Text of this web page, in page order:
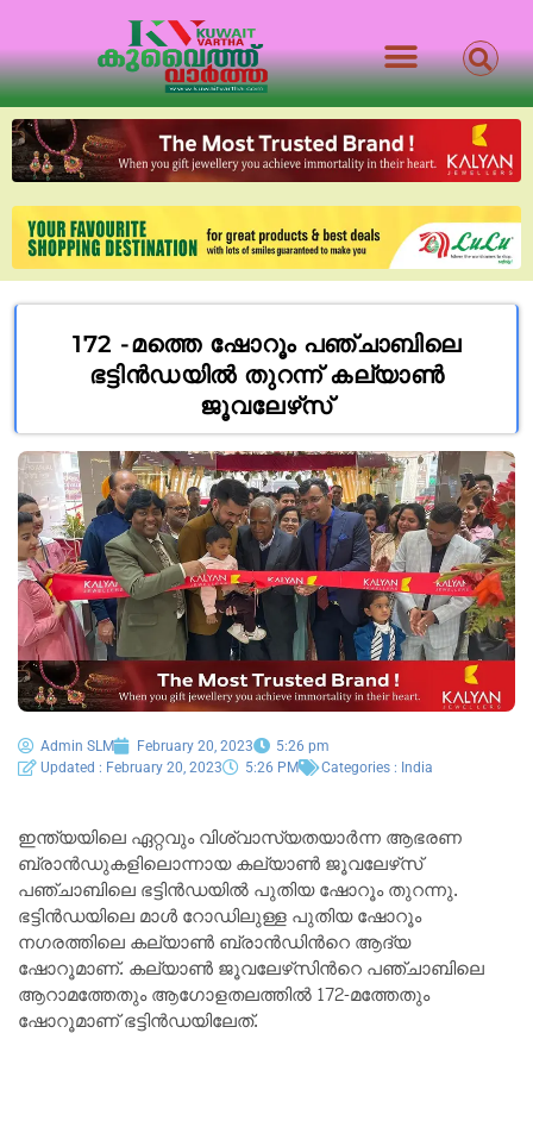
172 -മത്തെ ഷോറൂം പഞ്ചാബിലെ
ഭട്ടിൻഡയിൽ തുറന്ന് കല്യാൺ
ജൂവലേഴ്‌സ്
Admin SLM February 20, 2023
5:26 pm
Updated : February 20, 2023
5:26 PM Categories : India
ഇന്ത്യയിലെ ഏറ്റവും വിശ്വാസ്യതയാര്‍ന്ന ആഭരണ
ബ്രാന്‍ഡുകളിലൊന്നായ കല്യാണ്‍ ജൂവലേഴ്‌സ്
പഞ്ചാബിലെ ഭട്ടിൻഡയിൽ പുതിയ ഷോറൂം തുറന്നു.
ഭട്ടിൻഡയിലെ മാൾ റോഡിലുള്ള പുതിയ ഷോറൂം
നഗരത്തിലെ കല്യാണ്‍ ബ്രാൻഡിന്‍റെ ആദ്യ
ഷോറൂമാണ്. കല്യാണ്‍ ജൂവലേഴ്‌സിന്‍റെ പഞ്ചാബിലെ
ആറാമത്തേതും ആഗോളതലത്തിൽ 172-മത്തേതും
ഷോറൂമാണ് ഭട്ടിൻഡയിലേത്.